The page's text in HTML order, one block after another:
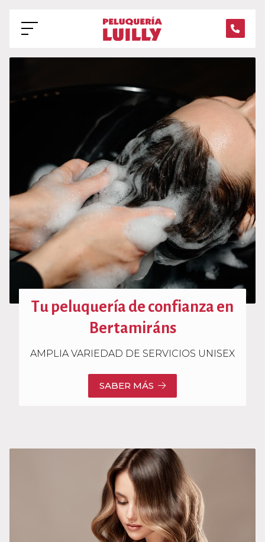
Tu peluquería de confianza en
Bertamiráns
AMPLIA VARIEDAD DE SERVICIOS UNISEX
SABER MÁS